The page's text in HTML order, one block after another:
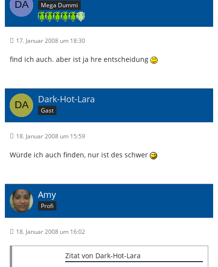
Mega Dummi
17. Januar 2008 um 18:30
find ich auch. aber ist ja hre entscheidung
Dark-Hot-Lara
Gast
18. Januar 2008 um 15:59
Würde ich auch finden, nur ist des schwer
Amy
Profi
18. Januar 2008 um 16:02
Zitat von Dark-Hot-Lara